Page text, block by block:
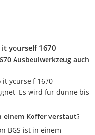
it yourself 1670
Ausbeulwerkzeug auch
it yourself 1670
Es wird für dünne bis
einem Koffer verstaut?
BGS ist in einem